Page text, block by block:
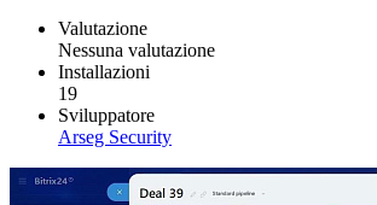
Valutazione
Nessuna valutazione
Installazioni
19
Sviluppatore
Arseg Security